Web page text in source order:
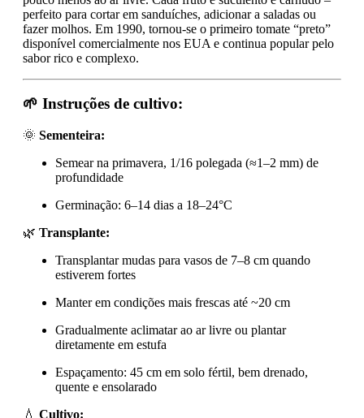
perfeito para cortar em sanduíches, adicionar a saladas ou
fazer molhos. Em 1990, tornou-se o primeiro tomate “preto”
disponível comercialmente nos EUA e continua popular pelo
sabor rico e complexo.
🌱 Instruções de cultivo:
🌞 Sementeira:
Semear na primavera, 1/16 polegada (≈1–2 mm) de
profundidade
Germinação: 6–14 dias a 18–24°C
🌿 Transplante:
Transplantar mudas para vasos de 7–8 cm quando
estiverem fortes
Manter em condições mais frescas até ~20 cm
Gradualmente aclimatar ao ar livre ou plantar
diretamente em estufa
Espaçamento: 45 cm em solo fértil, bem drenado,
quente e ensolarado
💧 Cultivo: